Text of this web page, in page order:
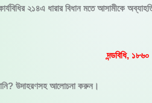
২১৪এ ধারার বিধান মতে আসামীকে
দন্ডবিধি, ১৮৬০
উদাহরণসহ আলোচনা করুন।